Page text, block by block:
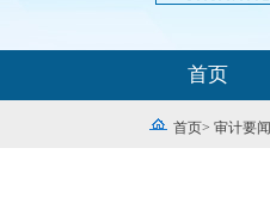
首页
首页> 审计要闻